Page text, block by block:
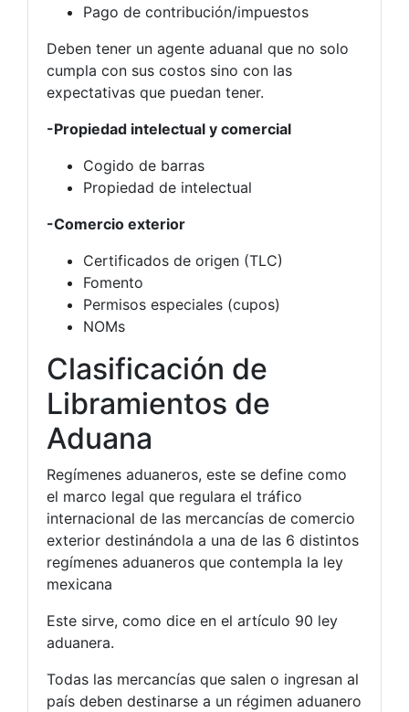
Pago de contribución/impuestos
Deben tener un agente aduanal que no solo
cumpla con sus costos sino con las
expectativas que puedan tener.
-Propiedad intelectual y comercial
Cogido de barras
Propiedad de intelectual
-Comercio exterior
Certificados de origen (TLC)
Fomento
Permisos especiales (cupos)
NOMs
Clasificación de
Libramientos de
Aduana
Regímenes aduaneros, este se define como
el marco legal que regulara el tráfico
internacional de las mercancías de comercio
exterior destinándola a una de las 6 distintos
regímenes aduaneros que contempla la ley
mexicana
Este sirve, como dice en el artículo 90 ley
aduanera.
Todas las mercancías que salen o ingresan al
país deben destinarse a un régimen aduanero